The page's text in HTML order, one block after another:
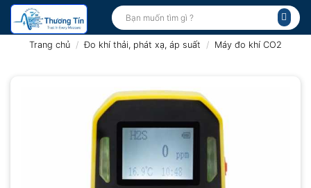
Bỏ
qua
Tìm
kiếm:
Trang chủ / Đo khí thải, phát xạ, áp suất / Máy đo khí CO2